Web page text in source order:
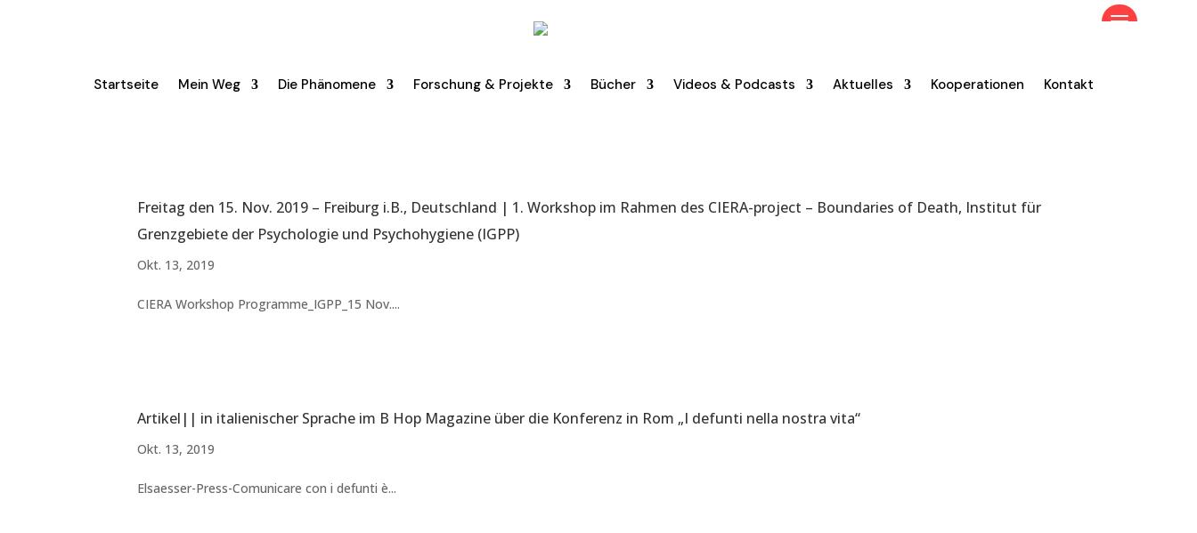
Startseite Mein Weg Die Phänomene Forschung & Projekte Bücher Videos & Podcasts Aktuelles Kooperationen Kontakt
Freitag den 15. Nov. 2019 – Freiburg i.B., Deutschland | 1. Workshop im Rahmen des CIERA-project – Boundaries of Death, Institut für
Grenzgebiete der Psychologie und Psychohygiene (IGPP)
Okt. 13, 2019
CIERA Workshop Programme_IGPP_15 Nov....
Artikel|| in italienischer Sprache im B Hop Magazine über die Konferenz in Rom „I defunti nella nostra vita“
Okt. 13, 2019
Elsaesser-Press-Comunicare con i defunti è...